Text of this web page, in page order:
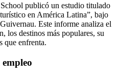
publicó un estudio titulado
en América Latina”, bajo
Este informe analiza el
los destinos más populares, su
que enfrenta.